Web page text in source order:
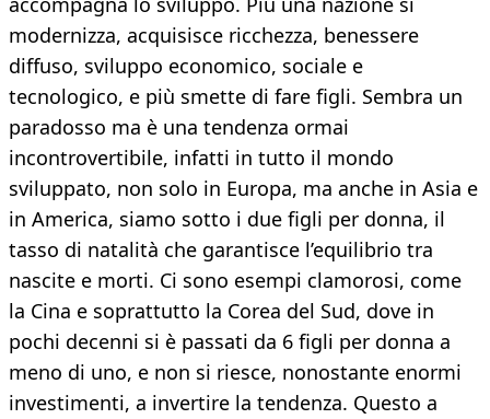
modernizza, acquisisce ricchezza, benessere
diffuso, sviluppo economico, sociale e
tecnologico, e più smette di fare figli. Sembra un
paradosso ma è una tendenza ormai
incontrovertibile, infatti in tutto il mondo
sviluppato, non solo in Europa, ma anche in Asia e
in America, siamo sotto i due figli per donna, il
tasso di natalità che garantisce l’equilibrio tra
nascite e morti. Ci sono esempi clamorosi, come
la Cina e soprattutto la Corea del Sud, dove in
pochi decenni si è passati da 6 figli per donna a
meno di uno, e non si riesce, nonostante enormi
investimenti, a invertire la tendenza. Questo a